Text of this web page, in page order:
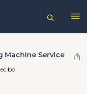
Machine Service